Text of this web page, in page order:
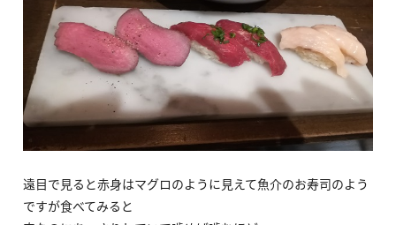
遠目で見ると赤身はマグロのように見えて魚介のお寿司のよう
ですが食べてみると